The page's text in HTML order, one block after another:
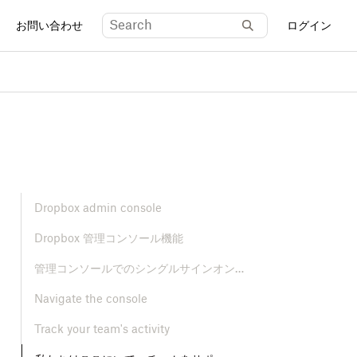
お問い合わせ ログイン
Dropbox admin console
Dropbox 管理コンソール機能
管理コンソールでのシングルサインオン（SSO）の有効化
Navigate the console
Track your team's activity